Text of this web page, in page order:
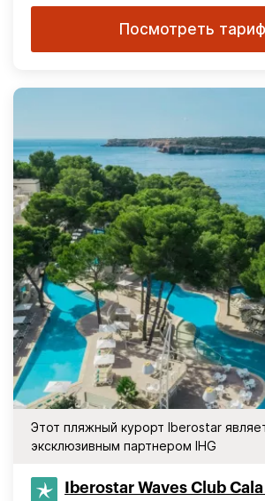
Посмотреть
Этот пляжный курорт Iberostar
эксклюзивным партнером IHG
Iberostar Waves Club